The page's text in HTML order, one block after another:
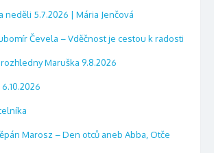
neděli 5.7.2026 | Mária Jenčová
Čevela – Vděčnost je cestou k radosti
Maruška 9.8.2026
Marosz – Den otců aneb Abba, Otče